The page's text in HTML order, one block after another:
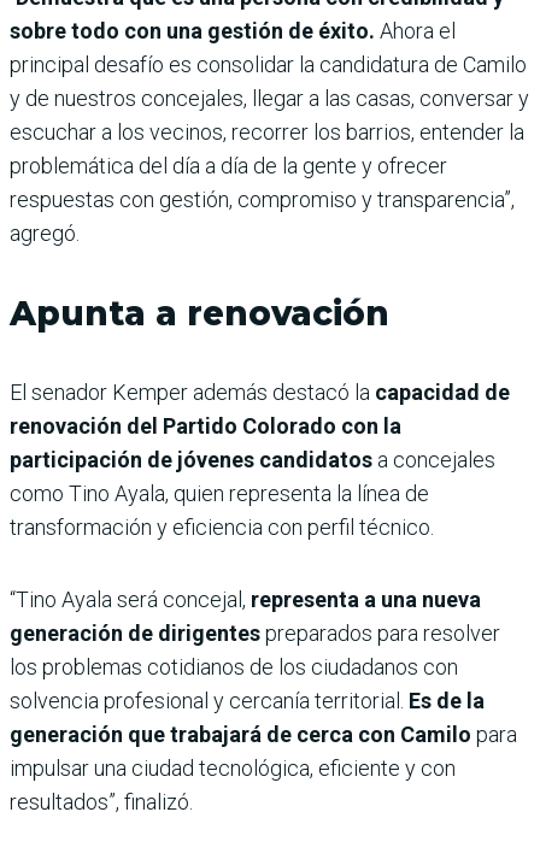
sobre todo con una gestión de éxito. Ahora el
principal desafío es consolidar la candidatura de Camilo
y de nuestros concejales, llegar a las casas, conversar y
escuchar a los vecinos, recorrer los barrios, entender la
problemática del día a día de la gente y ofrecer
respuestas con gestión, compromiso y transparencia”,
agregó.
Apunta a renovación
El senador Kemper además destacó la capacidad de
renovación del Partido Colorado con la
participación de jóvenes candidatos a concejales
como Tino Ayala, quien representa la línea de
transformación y eficiencia con perfil técnico.
“Tino Ayala será concejal, representa a una nueva
generación de dirigentespreparados para resolver
los problemas cotidianos de los ciudadanos con
solvencia profesional y cercanía territorial. Es de la
generación que trabajará de cerca con Camilo para
impulsar una ciudad tecnológica, eficiente y con
resultados”, finalizó.